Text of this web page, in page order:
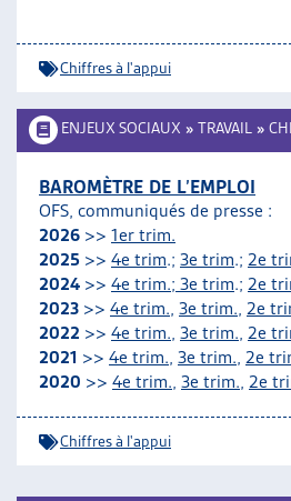
Chiffres à l'appui
ENJEUX SOCIAUX » TRAVAIL »
BAROMÈTRE DE L’EMPLOI
OFS, communiqués de presse :
2026 >> 1er trim.
2025 >> 4e trim.; 3e trim.; 2e
2024 >> 4e trim.; 3e trim.; 2e
2023 >> 4e trim., 3e trim., 2e
2022 >> 4e trim., 3e trim., 2e
2021 >> 4e trim., 3e trim., 2e
2020 >> 4e trim., 3e trim., 2e
Chiffres à l'appui